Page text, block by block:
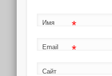
Имя *
Email *
Сайт